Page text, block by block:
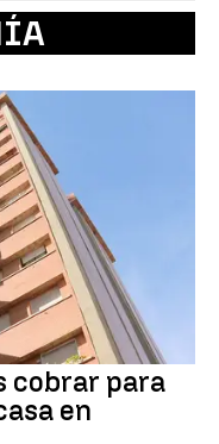
cobrar para
en